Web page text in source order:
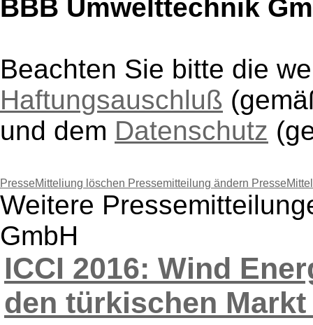
BBB Umwelttechnik
Beachten Sie bitte die
Haftungsauschluß
und dem Datenschutz
PresseMitteliung löschen Pressemitteilung ändern
Weitere
GmbH
ICCI 2016: Wind
den türkischen Markt